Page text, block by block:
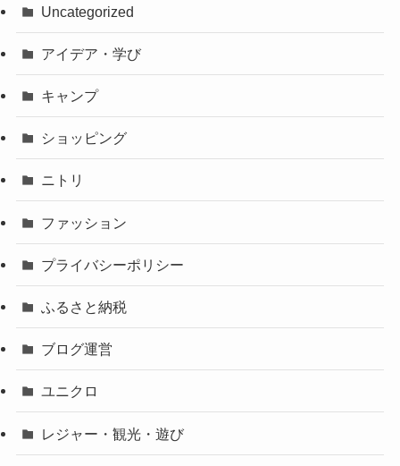
Uncategorized
アイデア・学び
キャンプ
ショッピング
ニトリ
ファッション
プライバシーポリシー
ふるさと納税
ブログ運営
ユニクロ
レジャー・観光・遊び